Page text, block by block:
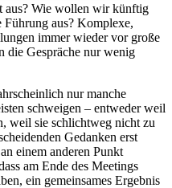
aus? Wie wollen wir künftig
Führung aus? Komplexe,
immer wieder vor große
die Gespräche nur wenig
nur manche
schweigen – entweder weil
weil sie schlichtweg nicht zu
Gedanken erst
einem anderen Punkt
am Ende des Meetings
ein gemeinsames Ergebnis